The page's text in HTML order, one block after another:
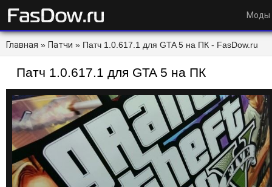
Моды
Главная » Патчи » Патч 1.0.617.1 для GTA 5 на ПК - FasDow.ru
Патч 1.0.617.1 для GTA 5 на ПК